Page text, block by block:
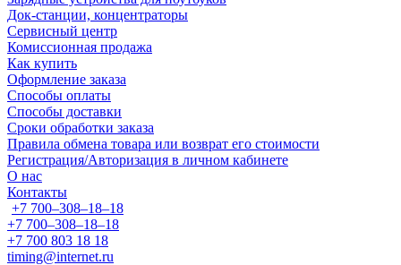
Док-станции, концентраторы
Сервисный центр
Комиссионная продажа
Как купить
Оформление заказа
Способы оплаты
Способы доставки
Сроки обработки заказа
Правила обмена товара или возврат его стоимости
Регистрация/Авторизация в личном кабинете
О нас
Контакты
+7 700‒308‒18‒18
+7 700‒308‒18‒18
+7 700 803 18 18
timing@internet.ru